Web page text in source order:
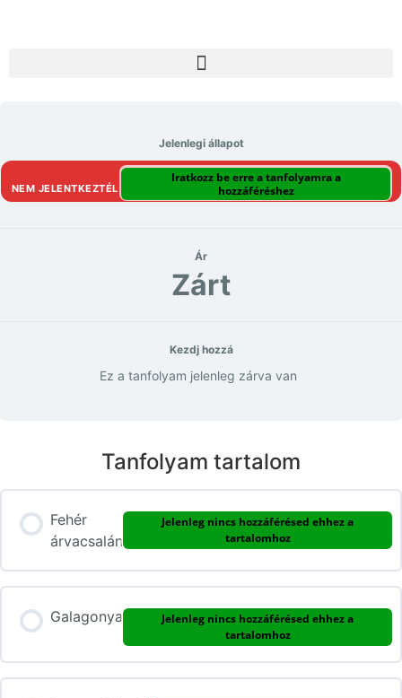
Jelenlegi állapot
NEM JELENTKEZTÉL
Iratkozz be erre a tanfolyamra a
hozzáféréshez
Ár
Zárt
Kezdj hozzá
Ez a tanfolyam jelenleg zárva van
Tanfolyam tartalom
Fehér
árvacsalán
Jelenleg nincs hozzáférésed ehhez a
tartalomhoz
Galagonya
Jelenleg nincs hozzáférésed ehhez a
tartalomhoz